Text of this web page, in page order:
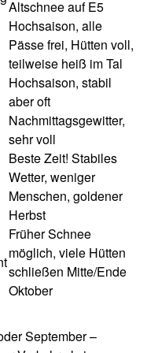
Altschnee auf E5
Hochsaison, alle
Pässe frei, Hütten voll,
teilweise heiß im Tal
Hochsaison, stabil
aber oft
Nachmittagsgewitter,
sehr voll
Beste Zeit! Stabiles
Wetter, weniger
Menschen, goldener
Herbst
Früher Schnee
möglich, viele Hütten
schließen Mitte/Ende
Oktober
September –